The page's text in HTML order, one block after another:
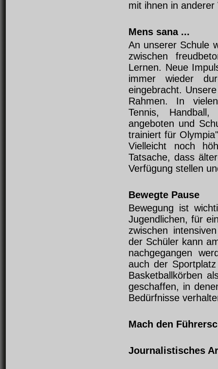
mit ihnen in
Mens sana ...
An unserer Schule
zwischen
Lernen. Neue
immer wieder
eingebracht.
Rahmen. In
Tennis, Handball,
angeboten und
trainiert für
Vielleicht noch
Tatsache, dass
Verfügung stellen
Bewegte Pause
Bewegung ist
Jugendlichen, für
zwischen
der Schüler kann
nachgegangen
auch der
Basketballkörben
geschaffen, in
Bedürfnisse
Mach den
Journalistisches